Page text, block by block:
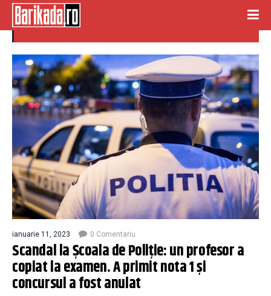
copiat
ianuarie 11, 2023 0 Comentariu
Scandal la Școala de Poliție: un profesor a
copiat la examen. A primit nota 1 și
concursul a fost anulat